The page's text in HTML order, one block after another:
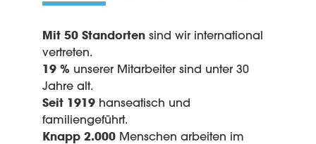
Mit 50 Standorten sind wir international
vertreten.
19 % unserer Mitarbeiter sind unter 30
Jahre alt.
Seit 1919 hanseatisch und
familiengeführt.
Knapp 2.000 Menschen arbeiten im